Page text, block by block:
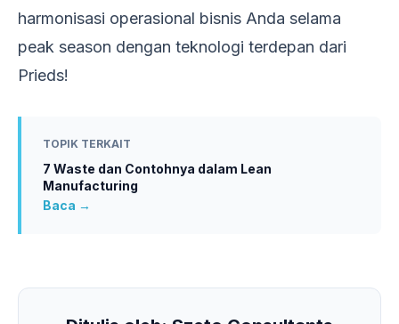
harmonisasi operasional bisnis Anda selama
peak season dengan teknologi terdepan dari
Prieds!
TOPIK TERKAIT
7 Waste dan Contohnya dalam Lean
Manufacturing
Baca →